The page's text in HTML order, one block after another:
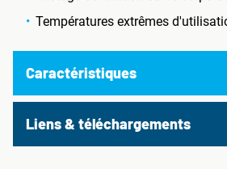
Températures extrêmes
Caractéristiques
Liens & téléchargements